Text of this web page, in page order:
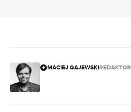
MACIEJ GAJEWSKIREDAKTOR